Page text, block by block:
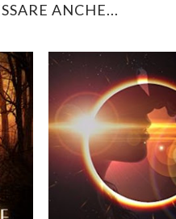
ANCHE...